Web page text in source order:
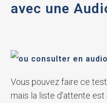
avec une
Vous pouvez faire ce
mais la liste d’attente est